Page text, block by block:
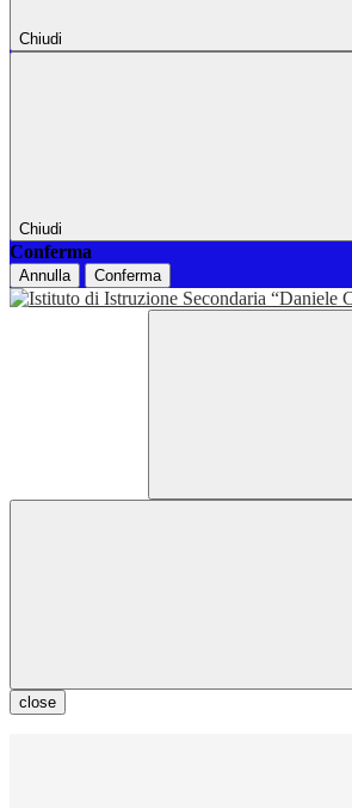
Chiudi
Chiudi
Conferma
Annulla Conferma
close